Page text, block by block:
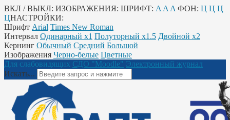
ВКЛ / ВЫКЛ: ИЗОБРАЖЕНИЯ: ШРИФТ: A A A ФОН: Ц Ц Ц
ЦНАСТРОЙКИ:
Шрифт Arial Times New Roman
Интервал Одинарный х1 Полуторный х1.5 Двойной х2
Кернинг Обычный Средний Большой
Изображения Черно-белые Цветные
Для слабовидящих СДО "Moodle" Электронный журнал
Искать...